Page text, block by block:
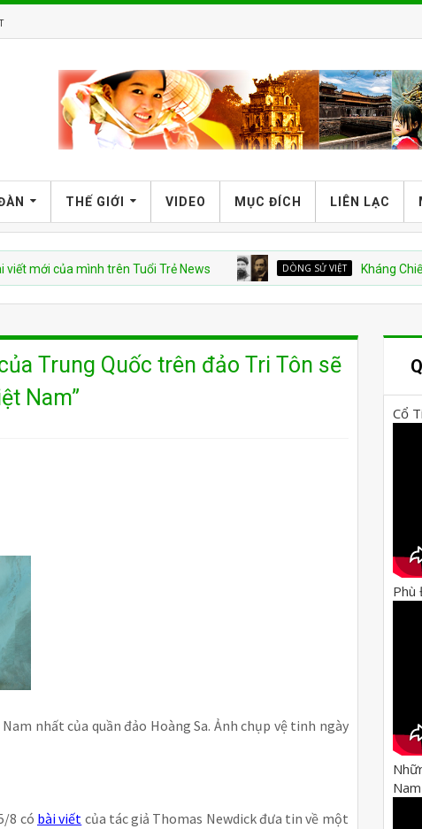
THẾ GIỚI VIDEO MỤC ĐÍCH LIÊN LẠC
mình trên Tuổi Trẻ News DÒNG SỬ VIỆT Kháng Chiến hậu
Trung Quốc trên đảo Tri Tôn sẽ
Nam”
nhất của quần đảo Hoàng Sa. Ảnh chụp vệ tinh ngày
8 có bài viết của tác giả Thomas Newdick đưa tin về một
Cổ
Phù